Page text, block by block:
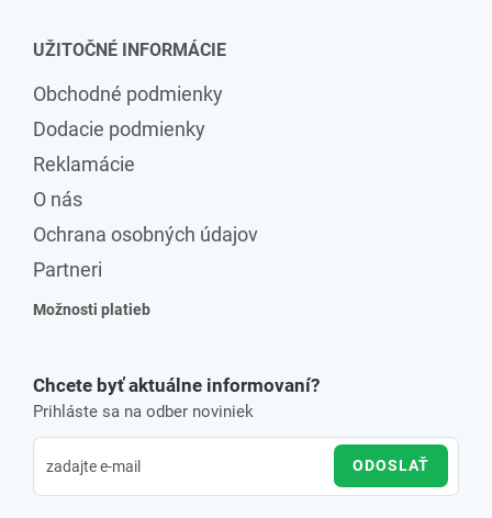
UŽITOČNÉ INFORMÁCIE
Obchodné podmienky
Dodacie podmienky
Reklamácie
O nás
Ochrana osobných údajov
Partneri
Možnosti platieb
Chcete byť aktuálne informovaní?
Prihláste sa na odber noviniek
ODOSLAŤ